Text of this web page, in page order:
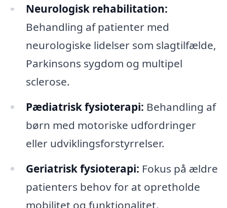
Neurologisk rehabilitation:
Behandling af patienter med
neurologiske lidelser som slagtilfælde,
Parkinsons sygdom og multipel
sclerose.
Pædiatrisk fysioterapi: Behandling af
børn med motoriske udfordringer
eller udviklingsforstyrrelser.
Geriatrisk fysioterapi: Fokus på ældre
patienters behov for at opretholde
mobilitet og funktionalitet.